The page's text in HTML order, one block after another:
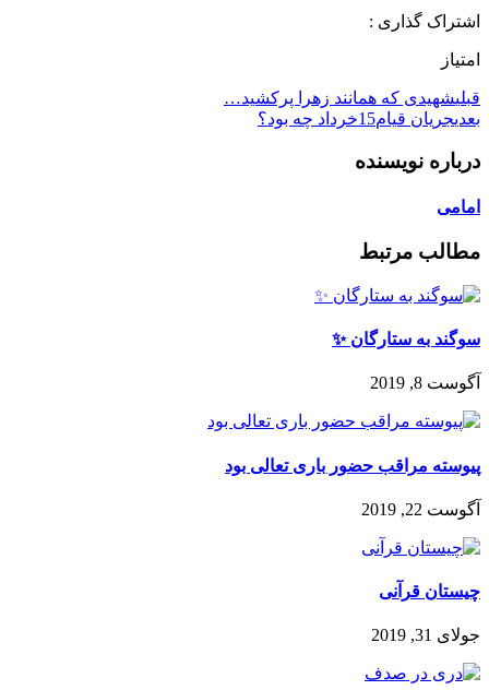
اشتراک گذاری :
امتیاز
قبلیشهیدی که همانند زهرا پرکشید…
بعدیجریان قیام15خرداد چه بود؟
درباره نویسنده
امامی
مطالب مرتبط
سوگند به ستارگان ✨
آگوست 8, 2019
پيوسته مراقب حضور باری تعالی بود
آگوست 22, 2019
چیستان قرآنی
جولای 31, 2019